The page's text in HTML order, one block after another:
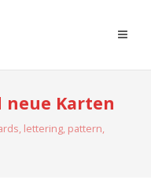
Karten
, lettering, pattern,